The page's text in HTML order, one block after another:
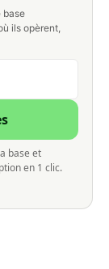
base
ils opèrent,
base et
en 1 clic.